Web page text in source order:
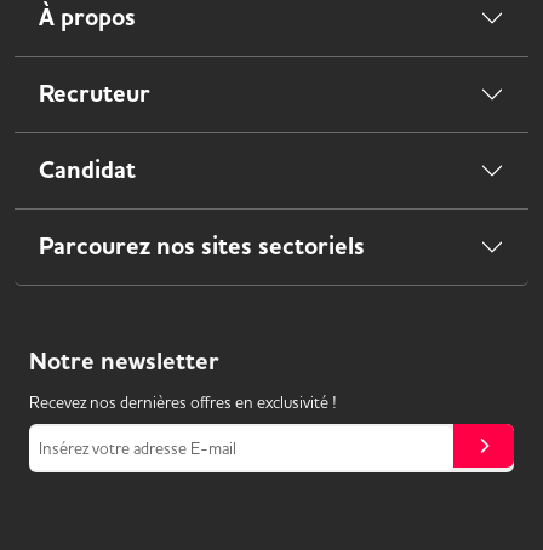
À propos
Recruteur
Candidat
Parcourez nos sites sectoriels
Notre newsletter
Recevez nos dernières offres en exclusivité !
Insérez votre adresse E-mail